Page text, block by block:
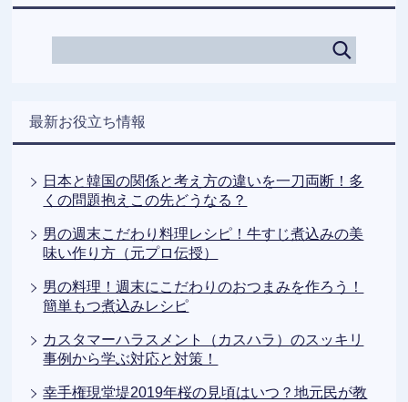
最新お役立ち情報
日本と韓国の関係と考え方の違いを一刀両断！多
くの問題抱えこの先どうなる？
男の週末こだわり料理レシピ！牛すじ煮込みの美
味い作り方（元プロ伝授）
男の料理！週末にこだわりのおつまみを作ろう！
簡単もつ煮込みレシピ
カスタマーハラスメント（カスハラ）のスッキリ
事例から学ぶ対応と対策！
幸手権現堂堤2019年桜の見頃はいつ？地元民が教